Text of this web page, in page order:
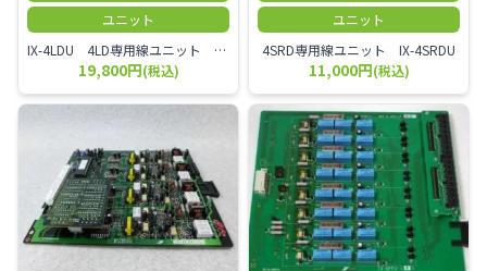
ユニット
IX-4LDU 4LD専用線ユニット LD専用線または長距離内線を4本収容可能なユニット ※市内専用線とは、同じ「単位料金区域（MA：Message Area）」と呼ばれる同一市内の拠点間（または近距離間）を1対1で結ぶ、通信事業者から独占的に提供される通信回線のことです。
19,800円(税込)
ユニット
4SRD専用線ユニット IX-4SRDU
11,000円(税込)